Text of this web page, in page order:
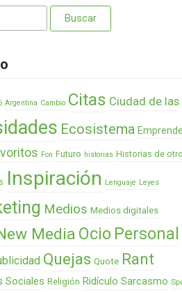
Argentina Cambio Citas Ciudad de las
Ecosistema
Fon Futuro historias Historias de
Inspiración Lenguaje Leyes
Medios Medios digitales
Media Ocio Personal
Quejas Quote Rant
Sociales Religión Ridículo Sarcasmo